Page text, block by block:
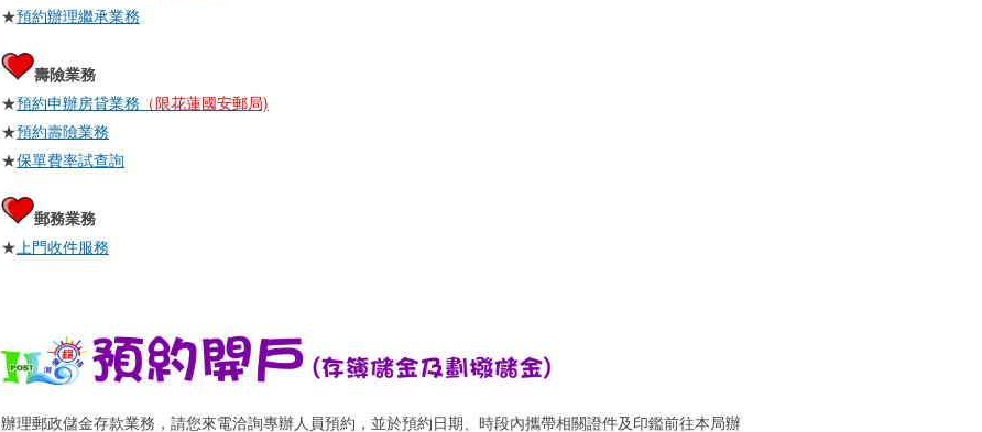
★預約辦理繼承業務
壽險業務
★預約申辦房貸業務 （限花蓮國安郵局)
★預約壽險業務
★保單費率試查詢
郵務業務
★上門收件服務
辦理郵政儲金存款業務，請您來電洽詢專辦人員預約，並於預約日期、時段內攜帶相關證件及印鑑前往本局辦